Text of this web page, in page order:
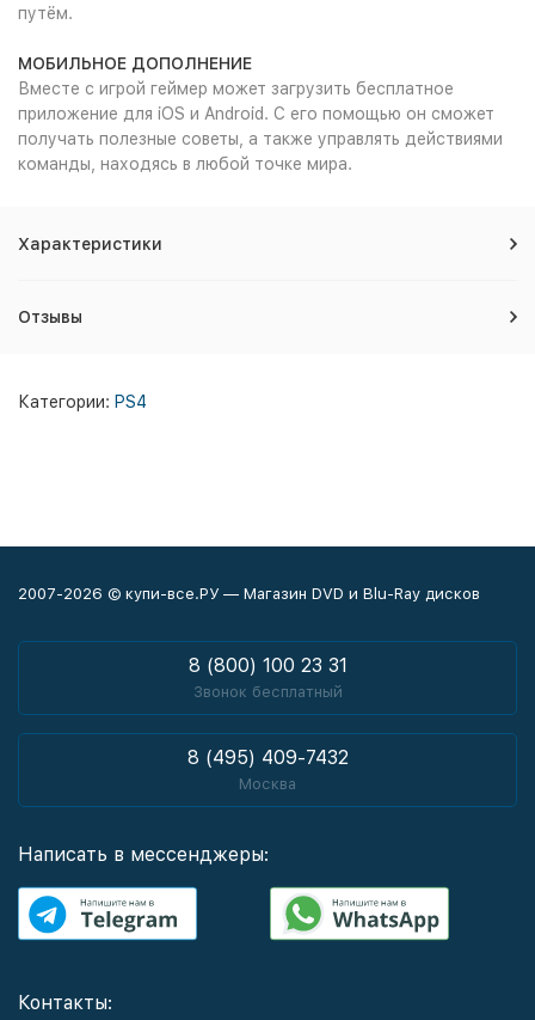
путём.
МОБИЛЬНОЕ ДОПОЛНЕНИЕ
Вместе с игрой геймер может загрузить бесплатное
приложение для iOS и Android. С его помощью он сможет
получать полезные советы, а также управлять действиями
команды, находясь в любой точке мира.
Характеристики
Отзывы
Категории: PS4
2007-2026 © купи-все.РУ — Магазин DVD и Blu-Ray дисков
8 (800) 100 23 31
Звонок бесплатный
8 (495) 409-7432
Москва
Написать в мессенджеры:
Контакты: